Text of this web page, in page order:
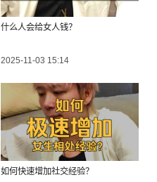
什么人会给女人钱？
2025-11-03 15:14
如何快速增加社交经验？